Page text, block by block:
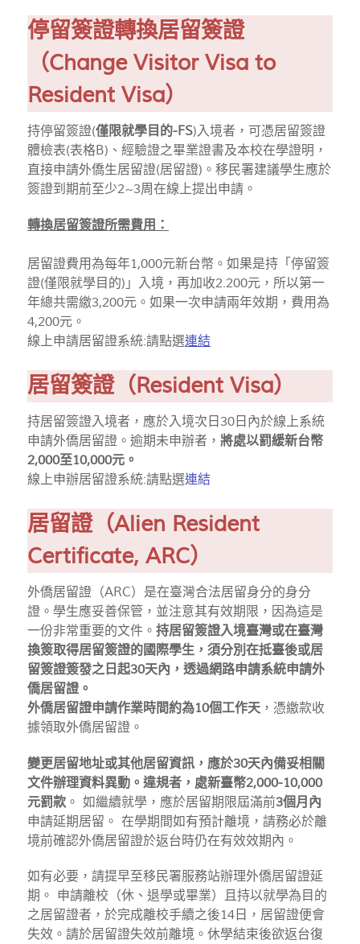
停留簽證轉換居留簽證
（Change Visitor Visa to
Resident Visa）
持停留簽證(僅限就學目的-FS)入境者，可憑居留簽證
體檢表(表格B)、經驗證之畢業證書及本校在學證明，
直接申請外僑生居留證(居留證)。移民署建議學生應於
簽證到期前至少2~3周在線上提出申請。
轉換居留簽證所需費用：
居留證費用為每年1,000元新台幣。如果是持「停留簽
證(僅限就學目的)」入境，再加收2.200元，所以第一
年總共需繳3,200元。如果一次申請兩年效期，費用為
4,200元。
線上申請居留證系統:請點選連結
居留簽證（Resident Visa）
持居留簽證入境者，應於入境次日30日內於線上系統
申請外僑居留證。逾期未申辦者， 將處以罰緩新台幣
2,000至10,000元。
線上申辦居留證系統:請點選連結
居留證（Alien Resident
Certificate, ARC）
外僑居留證（ARC）是在臺灣合法居留身分的身分
證。學生應妥善保管，並注意其有效期限，因為這是
一份非常重要的文件。 持居留簽證入境臺灣或在臺灣
換簽取得居留簽證的國際學生，須分別在抵臺後或居
留簽證簽發之日起30天內，透過網路申請系統申請外
僑居留證。
外僑居留證申請作業時間約為10個工作天 ，憑繳款收
據領取外僑居留證。
變更居留地址或其他居留資訊，應於30天內備妥相關
文件辦理資料異動。違規者，處新臺幣2,000-10,000
元罰款 。 如繼續就學，應於居留期限屆滿前3個月內
申請延期居留。 在學期間如有預計離境，請務必於離
境前確認外僑居留證於返台時仍在有效效期內。
如有必要，請提早至移民署服務站辦理外僑居留證延
期。 申請離校（休、退學或畢業）且持以就學為目的
之居留證者，於完成離校手續之後14日，居留證便會
失效。請於居留證失效前離境。休學結束後欲返台復